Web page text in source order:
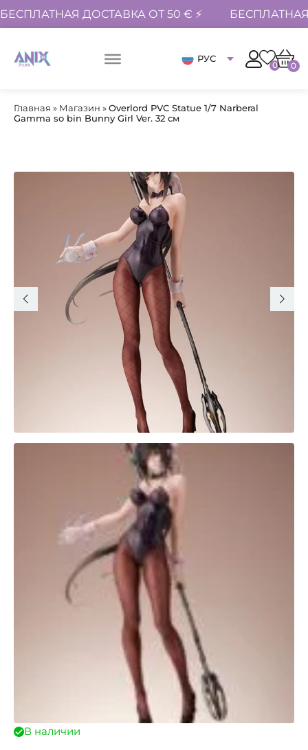
БЕСПЛАТНАЯ ДОСТАВКА ОТ 50 € ⚡
РУС
0 0
Главная » Магазин »Overlord PVC Statue 1/7 Narberal
Gamma so bin Bunny Girl Ver. 32 см
В наличии